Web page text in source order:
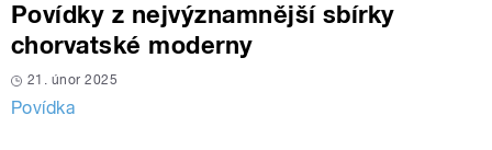
Povídky z nejvýznamnější sbírky
chorvatské moderny
21. únor 2025
Povídka